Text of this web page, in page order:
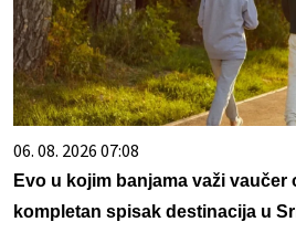
06. 08. 2026 07:08
Evo u kojim banjama važi vaučer
kompletan spisak destinacija u